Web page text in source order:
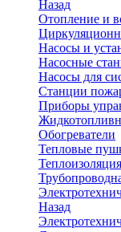
Назад
Отопление и
Насосы и
Насосные
Насосы для
Станции
Приборы
Обогреватели
Тепловые
Теплоизоляция
Назад